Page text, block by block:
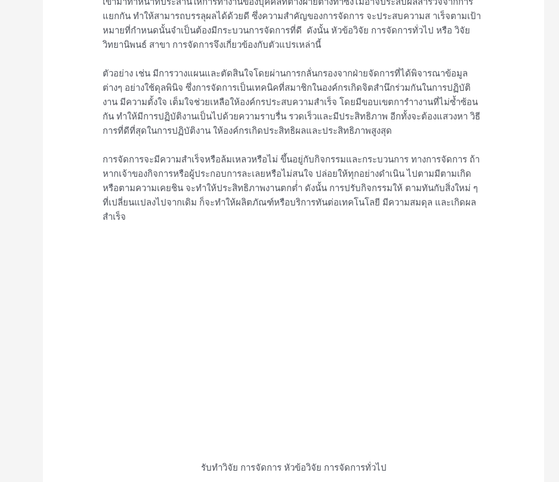
แยกกัน ทำให้สามารถบรรลุผลได้ด้วยดี ซึ่งความสำคัญของการจัดการ จะประสบความส าเร็จตามเป้า
หมายที่กำหนดนั้นจำเป็นต้องมีกระบวนการจัดการที่ดี ดังนั้น หัวข้อวิจัย การจัดการทั่วไป หรือ วิจัย
วิทยานิพนธ์ สาขา การจัดการจึงเกี่ยวข้องกับตัวแปรเหล่านี้
ตัวอย่าง เช่น มีการวางแผนและตัดสินใจโดยผ่านการกลั่นกรองจากฝ่ายจัดการที่ได้พิจารณาข้อมูล
ต่างๆ อย่างใช้ดุลพินิจ ซึ่งการจัดการเป็นเทคนิคที่สมาชิกในองค์กรเกิดจิตสำนึกร่วมกันในการปฏิบัติ
งาน มีความตั้งใจ เต็มใจช่วยเหลือให้องค์กรประสบความสำเร็จ โดยมีขอบเขตการำางานที่ไม่ซ้ำซ้อน
กัน ทำให้มีการปฏิบัติงานเป็นไปด้วยความราบรื่น รวดเร็วและมีประสิทธิภาพ อีกทั้งจะต้องแสวงหา วิธี
การที่ดีที่สุดในการปฏิบัติงาน ให้องค์กรเกิดประสิทธิผลและประสิทธิภาพสูงสุด
การจัดการจะมีความสำเร็จหรือล้มเหลวหรือไม่ ขึ้นอยู่กับกิจกรรมและกระบวนการ ทางการจัดการ ถ้า
หากเจ้าของกิจการหรือผู้ประกอบการละเลยหรือไม่สนใจ ปล่อยให้ทุกอย่างดำเนิน ไปตามมีตามเกิด
หรือตามความเคยชิน จะทำให้ประสิทธิภาพงานตกต่่ำ ดังนั้น การปรับกิจกรรมให้ ตามทันกับสิ่งใหม่ ๆ
ที่เปลี่ยนแปลงไปจากเดิม ก็จะทำให้ผลิตภัณฑ์หรือบริการทันต่อเทคโนโลยี มีความสมดุล และเกิดผล
สำเร็จ
รับทำวิจัย การจัดการ หัวข้อวิจัย การจัดการทั่วไป